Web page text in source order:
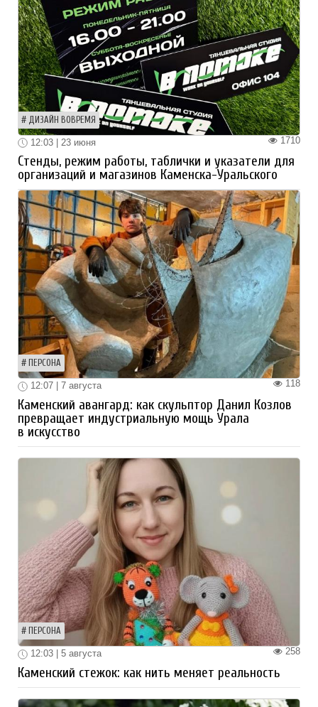
ДИЗАЙН ВОВРЕМЯ
1710
12:03 | 23 июня
Стенды, режим работы, таблички и указатели для
организаций и магазинов Каменска-Уральского
ПЕРСОНА
118
12:07 | 7 августа
Каменский авангард: как скульптор Данил Козлов
превращает индустриальную мощь Урала
в искусство
ПЕРСОНА
258
12:03 | 5 августа
Каменский стежок: как нить меняет реальность